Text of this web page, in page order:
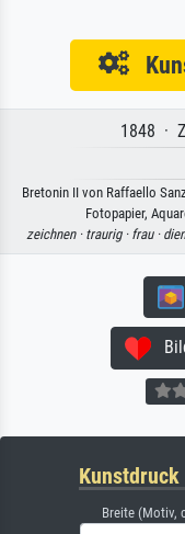
1848 ·
Bretonin II von Raffaello
Fotopapier,
zeichnen · traurig · frau ·
Bild
Breite (Motiv,